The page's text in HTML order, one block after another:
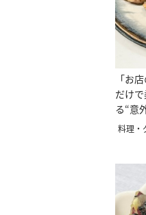
「お
だけ
る“意
い！」
料理・